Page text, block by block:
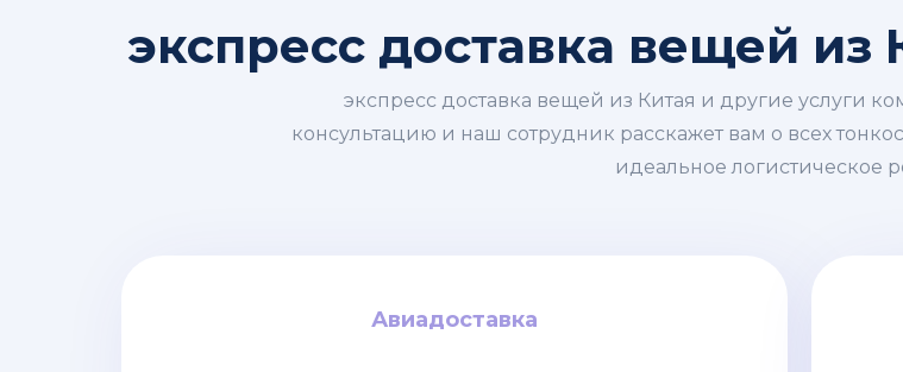
экспресс доставка вещей из
экспресс доставка вещей из Китая и другие услуги
консультацию и наш сотрудник расскажет вам о всех
идеальное логистическое
Авиадоставка
Авиадоставка